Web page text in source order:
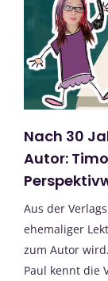
Nach 30
Autor:
Aus der
ehemaliger
zum Autor
Paul kennt die